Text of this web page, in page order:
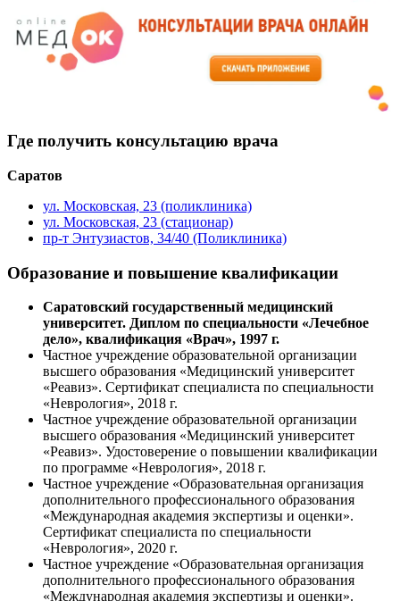
Где получить консультацию врача
Саратов
ул. Московская, 23 (поликлиника)
ул. Московская, 23 (стационар)
пр-т Энтузиастов, 34/40 (Поликлиника)
Образование и повышение квалификации
Саратовский государственный медицинский
университет. Диплом по специальности «Лечебное
дело», квалификация «Врач», 1997 г.
Частное учреждение образовательной организации
высшего образования «Медицинский университет
«Реавиз». Сертификат специалиста по специальности
«Неврология», 2018 г.
Частное учреждение образовательной организации
высшего образования «Медицинский университет
«Реавиз». Удостоверение о повышении квалификации
по программе «Неврология», 2018 г.
Частное учреждение «Образовательная организация
дополнительного профессионального образования
«Международная академия экспертизы и оценки».
Сертификат специалиста по специальности
«Неврология», 2020 г.
Частное учреждение «Образовательная организация
дополнительного профессионального образования
«Международная академия экспертизы и оценки».